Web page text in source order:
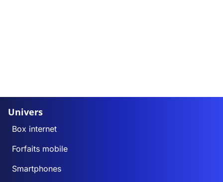
Univers
Box internet
Forfaits mobile
Smartphones